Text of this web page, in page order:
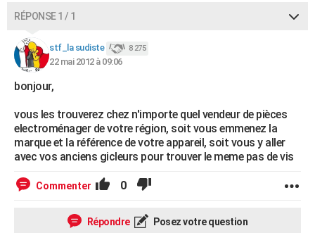
Dictionnaire
Biographies
Citations
Expressions
Proverbes
PROGRAMME TV
COPAINS D'AVANT
S'inscrire
Se connecter
Lycées
Collèges
Primaires
Universités
Entreprises
Service militaire
Avis de recherche
AVIS DE DÉCÈS
FORUM
RÉPONSE 1 / 1
stf_la sudiste 8 275
22 mai 2012 à 09:06
bonjour,
vous les trouverez chez n'importe quel vendeur de pièces
electroménager de votre région, soit vous emmenez la
marque et la référence de votre appareil, soit vous y aller
avec vos anciens gicleurs pour trouver le meme pas de vis
Commenter 0
Répondre Posez votre question